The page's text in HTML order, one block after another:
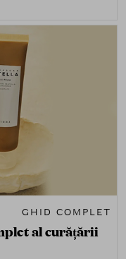
GHID COMPLET
al curățării